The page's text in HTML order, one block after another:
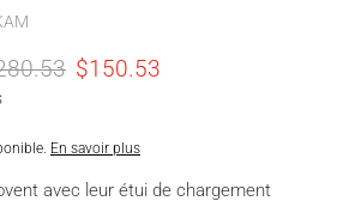
originalPrix actuel
$150.53
En savoir plus
avec leur étui de chargement